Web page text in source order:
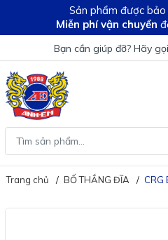
Sản phẩm được bảo
Miễn phí vận chuyển
Bạn cần giúp đỡ? Hãy
Trang chủ BỐ THẮNG ĐĨA CRG